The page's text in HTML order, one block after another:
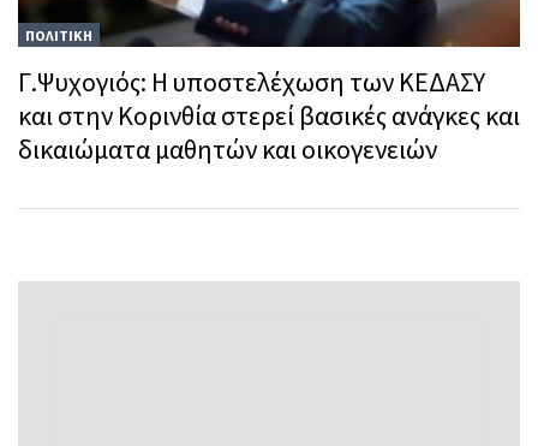
ΠΟΛΙΤΙΚΗ
Γ.Ψυχογιός: Η υποστελέχωση των ΚΕΔΑΣΥ
και στην Κορινθία στερεί βασικές ανάγκες και
δικαιώματα μαθητών και οικογενειών